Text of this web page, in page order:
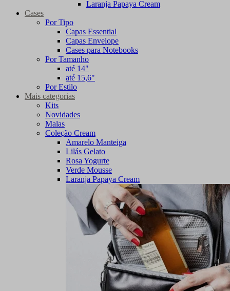
Laranja Papaya Cream
Cases
Por Tipo
Capas Essential
Capas Envelope
Cases para Notebooks
Por Tamanho
até 14"
até 15,6"
Por Estilo
Mais categorias
Kits
Novidades
Malas
Coleção Cream
Amarelo Manteiga
Lilás Gelato
Rosa Yogurte
Verde Mousse
Laranja Papaya Cream